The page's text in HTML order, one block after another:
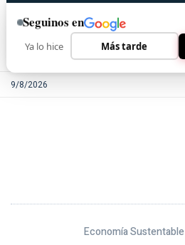
9/8/2026
Economía
Seguinos en
Ya lo hice Más tarde